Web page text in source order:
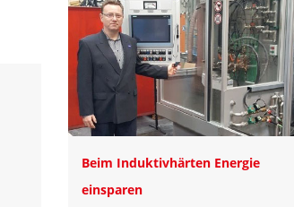
Beim Induktivhärten Energie
einsparen